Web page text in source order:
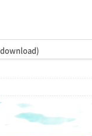
download)